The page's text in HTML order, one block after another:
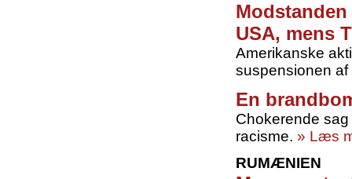
USA, mens
Amerikanske
suspensionen
En
Chokerende
racisme. » Læs
RUMÆNIEN